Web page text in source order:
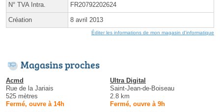
N° TVA Intra. FR20792202624
Création 8 avril 2013
Éditer les informations de mon magasin d'informatique
Magasins proches
Acmd
Rue de la Jariais
525 mètres
Fermé, ouvre à 14h
Ultra Digital
Saint-Jean-de-Boiseau
2.8 km
Fermé, ouvre à 9h